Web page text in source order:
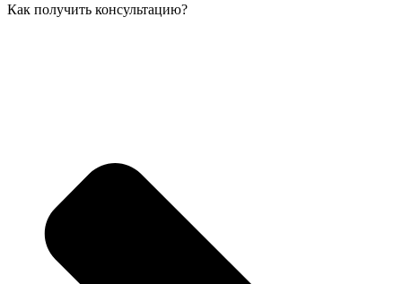
Как получить консультацию?